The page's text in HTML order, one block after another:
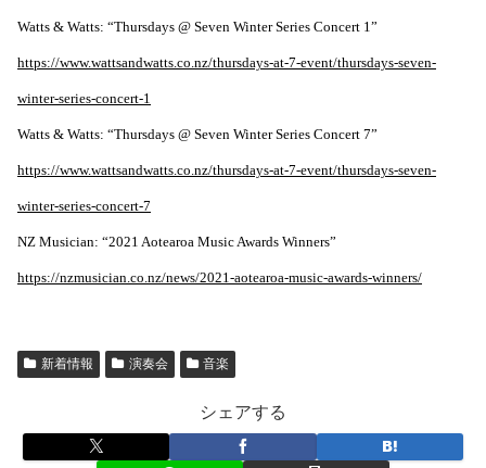
Watts & Watts: “Thursdays @ Seven Winter Series Concert 1”
https://www.wattsandwatts.co.nz/thursdays-at-7-event/thursdays-seven-
winter-series-concert-1
Watts & Watts: “Thursdays @ Seven Winter Series Concert 7”
https://www.wattsandwatts.co.nz/thursdays-at-7-event/thursdays-seven-
winter-series-concert-7
NZ Musician: “2021 Aotearoa Music Awards Winners”
https://nzmusician.co.nz/news/2021-aotearoa-music-awards-winners/
新着情報 演奏会 音楽
シェアする